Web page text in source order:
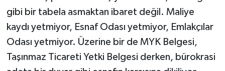
gibi bir tabela asmaktan ibaret değil. Maliye
kaydı yetmiyor, Esnaf Odası yetmiyor, Emlakçılar
Odası yetmiyor. Üzerine bir de MYK Belgesi,
Taşınmaz Ticareti Yetki Belgesi derken, bürokrasi
Yaşam